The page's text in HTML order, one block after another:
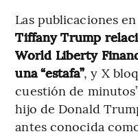
Las publicaciones
Tiffany Trump
World Liberty
una “estafa”, y X
cuestión de
hijo de Donald
antes conocida